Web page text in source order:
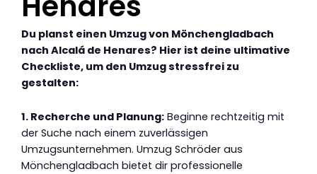
Du planst einen Umzug von Mönchengladbach
nach Alcalá de Henares? Hier ist deine ultimative
Checkliste, um den Umzug stressfrei zu
gestalten:
1. Recherche und Planung: Beginne rechtzeitig mit
der Suche nach einem zuverlässigen
Umzugsunternehmen. Umzug Schröder aus
Mönchengladbach bietet dir professionelle